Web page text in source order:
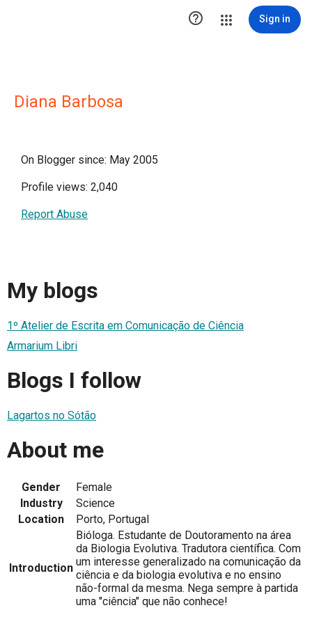
 Sign in
Diana Barbosa
On Blogger since: May 2005
Profile views: 2,040
Report Abuse
My blogs
1º Atelier de Escrita em Comunicação de Ciência
Armarium Libri
Blogs I follow
Lagartos no Sótão
About me
Gender
Female
Industry
Science
Location
Porto, Portugal
Introduction
Bióloga. Estudante de Doutoramento na área
da Biologia Evolutiva. Tradutora científica. Com
um interesse generalizado na comunicação da
ciência e da biologia evolutiva e no ensino
não-formal da mesma. Nega sempre à partida
uma "ciência" que não conhece!